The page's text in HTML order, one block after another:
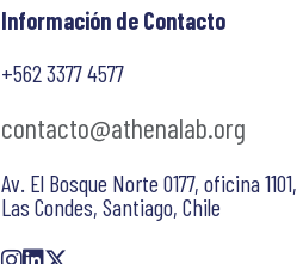
Información de Contacto
+562 3377 4577
contacto@athenalab.org
Av. El Bosque Norte 0177, oficina 1101,
Las Condes, Santiago, Chile